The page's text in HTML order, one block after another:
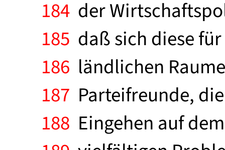
184 der
185 daß sich diese
186 ländlichen
187 Parteifreunde,
188 Eingehen auf